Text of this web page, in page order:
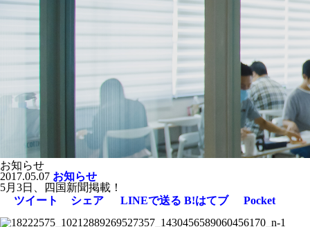
お知らせ
2017.05.07 お知らせ
5月3日、四国新聞掲載！
ツイート
シェア LINEで送る B!はてブ Pocket